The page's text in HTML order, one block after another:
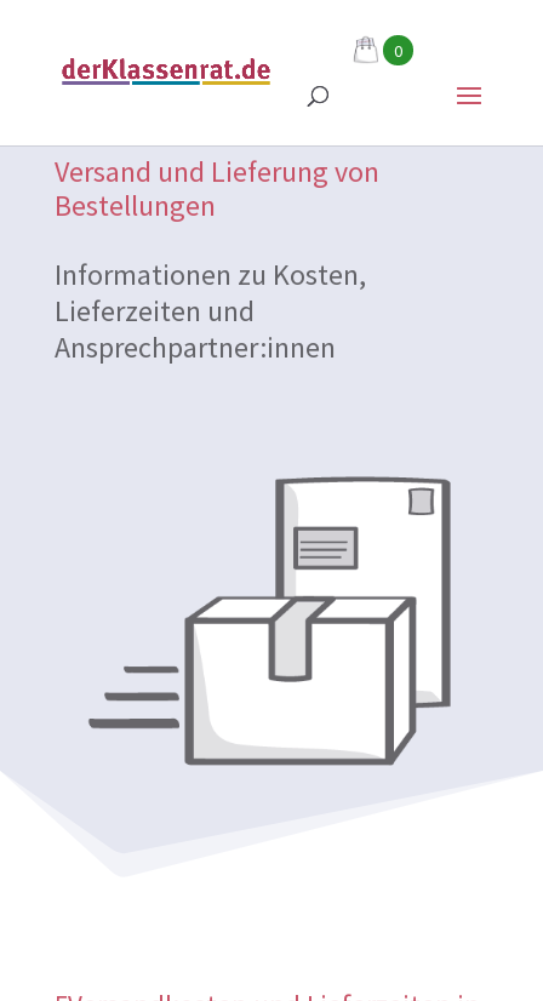
0
Versand und Lieferung von
Bestellungen
Informationen zu Kosten,
Lieferzeiten und
Ansprechpartner:innen